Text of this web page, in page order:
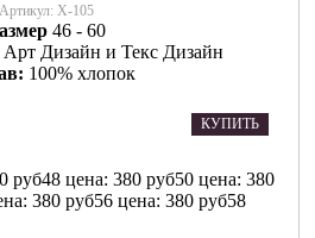
Артикул: Х-105
46 - 60
Арт Дизайн и Текс Дизайн
100% хлопок
КУПИТЬ
руб48 цена: 380 руб50 цена: 380
380 руб56 цена: 380 руб58